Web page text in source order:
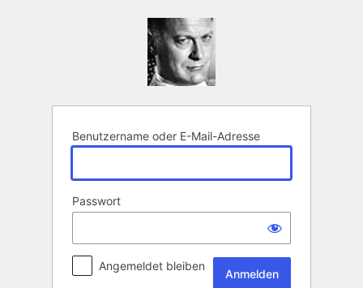
Benutzername oder E-Mail-Adresse
Passwort
Angemeldet bleiben